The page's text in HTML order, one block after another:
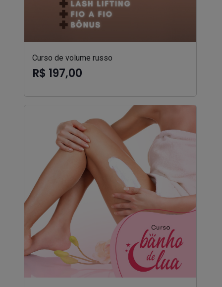
Curso de volume russo
R$ 197,00